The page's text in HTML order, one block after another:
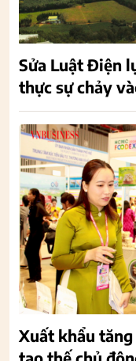
Sửa Luật Điện
thực sự chảy
Xuất khẩu